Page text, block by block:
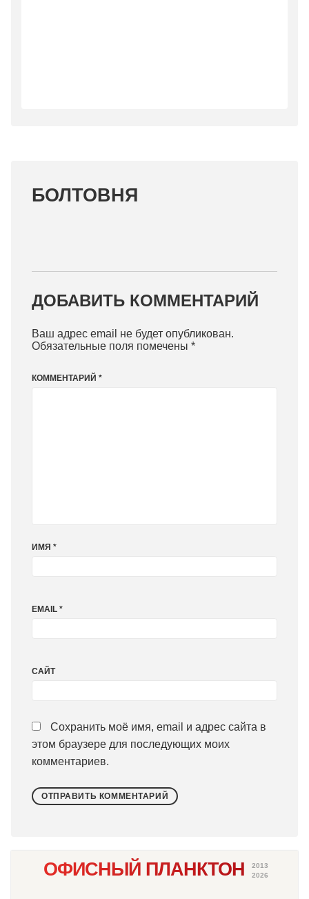
БОЛТОВНЯ
ДОБАВИТЬ КОММЕНТАРИЙ
Ваш адрес email не будет опубликован.
Обязательные поля помечены *
КОММЕНТАРИЙ *
ИМЯ *
EMAIL *
САЙТ
Сохранить моё имя, email и адрес сайта в
этом браузере для последующих моих
комментариев.
ОФИСНЫЙ ПЛАНКТОН
2013
2026